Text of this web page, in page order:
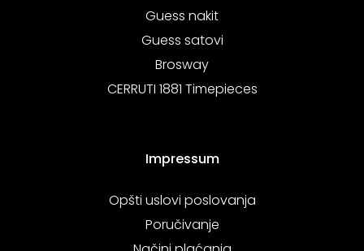
Guess nakit
Guess satovi
Brosway
CERRUTI 1881 Timepieces
Impressum
Opšti uslovi poslovanja
Poručivanje